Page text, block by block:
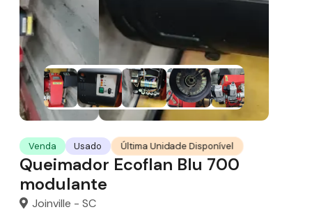
Venda Usado Última Unidade Disponível
Queimador Ecoflan Blu 700
modulante
Joinville - SC